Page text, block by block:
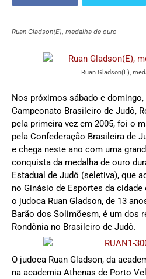
Ruan Gladson(E), medalha de ouro
Ruan Gladson(E),
Nos próximos sábado e
Campeonato Brasileiro de Judô,
pela primeira vez em 2005, foi o
pela Confederação Brasileira de
e chega neste ano com uma
conquista da medalha de ouro
Estadual de Judô (seletiva), que
no Ginásio de Esportes da cidade
o judoca Ruan Gladson, de 13
Barão dos Solimõesm, é um dos
Rondônia no Brasileiro de Judô.
O judoca Ruan Gladson, da
na academia Athenas de Porto